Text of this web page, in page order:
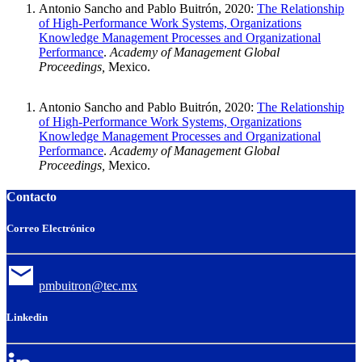
Antonio Sancho and Pablo Buitrón, 2020: The Relationship
of High-Performance Work Systems, Organizations
Knowledge Management Processes and Organizational
Performance. Academy of Management Global
Proceedings, Mexico.
Antonio Sancho and Pablo Buitrón, 2020: The Relationship
of High-Performance Work Systems, Organizations
Knowledge Management Processes and Organizational
Performance. Academy of Management Global
Proceedings, Mexico.
Contacto
Correo Electrónico
pmbuitron@tec.mx
Linkedin